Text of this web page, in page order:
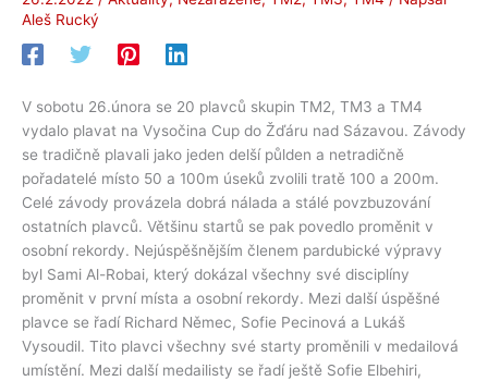
Aleš Rucký
V sobotu 26.února se 20 plavců skupin TM2, TM3 a TM4
vydalo plavat na Vysočina Cup do Žďáru nad Sázavou. Závody
se tradičně plavali jako jeden delší půlden a netradičně
pořadatelé místo 50 a 100m úseků zvolili tratě 100 a 200m.
Celé závody provázela dobrá nálada a stálé povzbuzování
ostatních plavců. Většinu startů se pak povedlo proměnit v
osobní rekordy. Nejúspěšnějším členem pardubické výpravy
byl Sami Al-Robai, který dokázal všechny své disciplíny
proměnit v první místa a osobní rekordy. Mezi další úspěšné
plavce se řadí Richard Němec, Sofie Pecinová a Lukáš
Vysoudil. Tito plavci všechny své starty proměnili v medailová
umístění. Mezi další medailisty se řadí ještě Sofie Elbehiri,